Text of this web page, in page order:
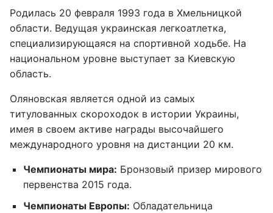
Родилась 20 февраля 1993 года в Хмельницкой
области. Ведущая украинская легкоатлетка,
специализирующаяся на спортивной ходьбе. На
национальном уровне выступает за Киевскую
область.
Оляновская является одной из самых
титулованных скороходок в истории Украины,
имея в своем активе награды высочайшего
международного уровня на дистанции 20 км.
Чемпионаты мира: Бронзовый призер мирового
первенства 2015 года.
Чемпионаты Европы: Обладательница